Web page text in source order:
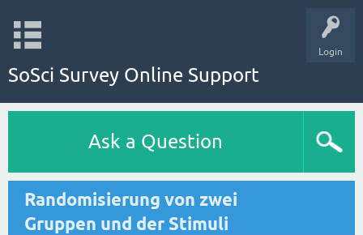
Login
SoSci Survey Online Support
Ask a Question
Randomisierung von zwei
Gruppen und der Stimuli